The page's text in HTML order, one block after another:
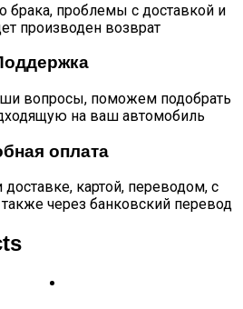
брака, проблемы с доставкой и
производен возврат
вопросы, поможем подобрать
на ваш автомобиль
оплата
картой, переводом, с
через банковский перевод